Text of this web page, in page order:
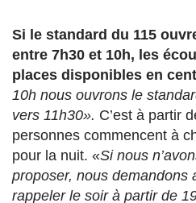
Si le standard du 115
entre 7h30 et 10h, les
places disponibles en
10h nous ouvrons le
vers 11h30». C’est à partir
personnes commencent à
pour la nuit. «Si nous
proposer, nous demandons
rappeler le soir à partir de